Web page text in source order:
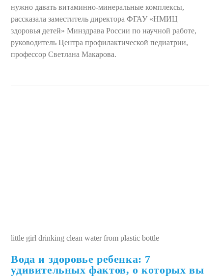
нужно давать витаминно-минеральные комплексы,
рассказала заместитель директора ФГАУ «НМИЦ
здоровья детей» Минздрава России по научной работе,
руководитель Центра профилактической педиатрии,
профессор Светлана Макарова.
little girl drinking clean water from plastic bottle
Вода и здоровье ребенка: 7
удивительных фактов, о которых вы